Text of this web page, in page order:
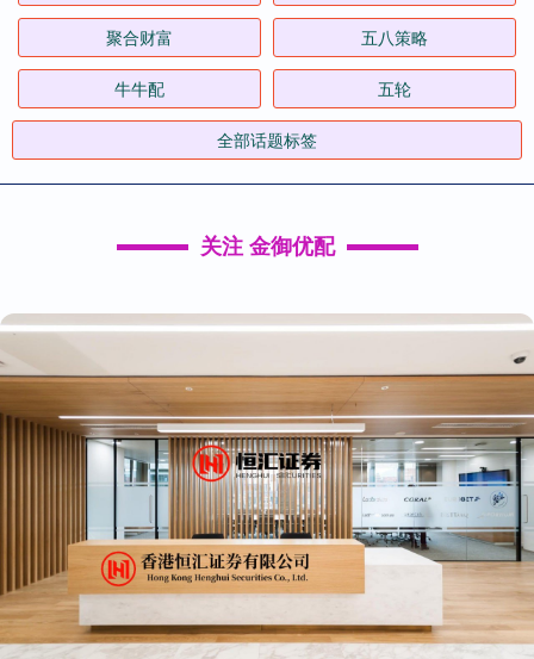
聚合财富 五八策略
牛牛配 五轮
全部话题标签
关注 金御优配